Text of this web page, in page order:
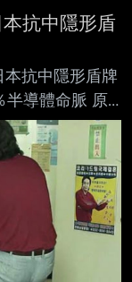
交易委員會
）接受
SEC將於今年
週5天、每天23
（Nasdaq）已
Glo
抗中隱形盾
抗中隱形盾牌
半導體命脈 原
5531
記者署名：
高科技關鍵材
球科技供應鏈中
示，面對中
本手中掌握的